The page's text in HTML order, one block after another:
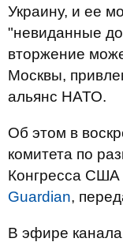
Украину, и ее
"невиданные
вторжение
Москвы,
альянс НАТО.
Об этом в
комитета по
Конгресса
Guardian,
В эфире